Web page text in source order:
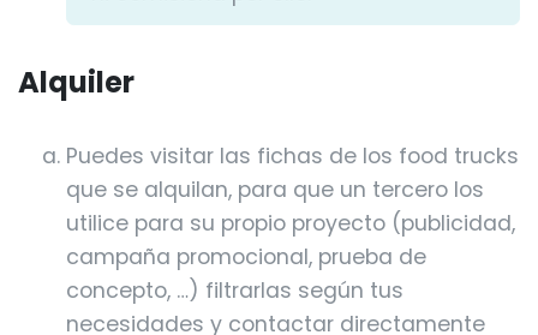
Alquiler
Puedes visitar las fichas de los food trucks
que se alquilan, para que un tercero los
utilice para su propio proyecto (publicidad,
campaña promocional, prueba de
concepto, …) filtrarlas según tus
necesidades y contactar directamente